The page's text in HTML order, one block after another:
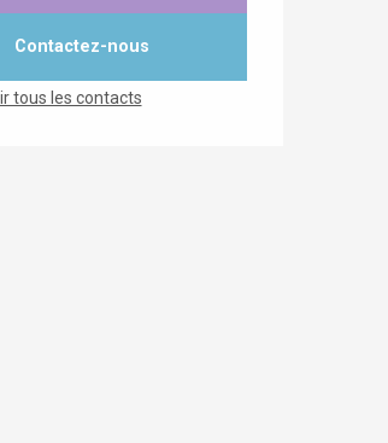
Contactez-nous
tous les contacts